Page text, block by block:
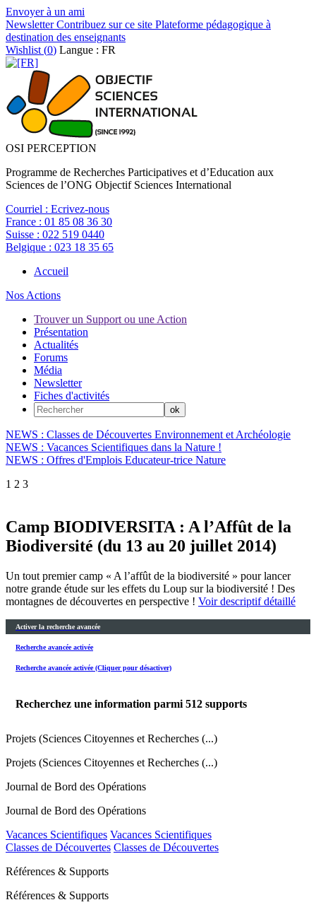
Envoyer à un ami
NewsletterContribuez sur ce site Plateforme pédagogique à
destination des enseignants
Wishlist (0) Langue : FR
OSI PERCEPTION
Programme de Recherches Participatives et d’Education aux
Sciences de l’ONG Objectif Sciences International
Courriel : Ecrivez-nous
France : 01 85 08 36 30
Suisse : 022 519 0440
Belgique : 023 18 35 65
Accueil
Nos Actions
Trouver un Support ou une Action
Présentation
Actualités
Forums
Média
Newsletter
Fiches d'activités
NEWS : Classes de Découvertes Environnement et Archéologie
NEWS : Vacances Scientifiques dans la Nature !
NEWS : Offres d'Emplois Educateur-trice Nature
1 2 3
Camp BIODIVERSITA : A l’Affût de la
Biodiversité (du 13 au 20 juillet 2014)
Un tout premier camp « A l’affût de la biodiversité » pour lancer
notre grande étude sur les effets du Loup sur la biodiversité ! Des
montagnes de découvertes en perspective ! Voir descriptif détaillé
Activer la recherche avancée
Recherche avancée activée
Recherche avancée activée (Cliquer pour désactiver)
Recherchez une information parmi 512 supports
Projets (Sciences Citoyennes et Recherches (...)
Projets (Sciences Citoyennes et Recherches (...)
Journal de Bord des Opérations
Journal de Bord des Opérations
Vacances Scientifiques Vacances Scientifiques
Classes de Découvertes Classes de Découvertes
Références & Supports
Références & Supports